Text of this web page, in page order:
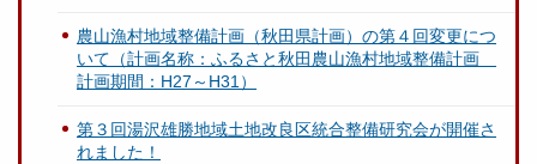
農山漁村地域整備計画（秋田県計画）の第４回変更につ
いて（計画名称：ふるさと秋田農山漁村地域整備計画
計画期間：H27～H31）
第３回湯沢雄勝地域土地改良区統合整備研究会が開催さ
れました！